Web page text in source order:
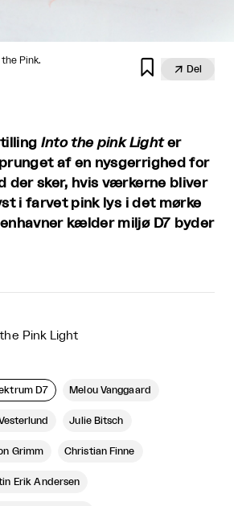
Pink.
  Del
Into the pink Lighter
af en nysgerrighed for
der sker, hvis værkerne bliver
i farvet pink lys i det mørke
kælder miljø D7 byder
Pink Light
D7 Melou Vanggaard
Julie Bitsch
Grimm Christian Finne
Erik Andersen